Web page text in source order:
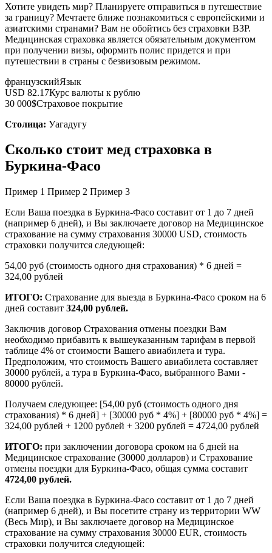
Хотите увидеть мир? Планируете отправиться в путешествие
за границу? Мечтаете ближе познакомиться с европейскими и
азиатскими странами? Вам не обойтись без страховки ВЗР.
Медицинская страховка является обязательным документом
при получении визы, оформить полис придется и при
путешествии в страны с безвизовым режимом.
французскийЯзык
USD 82.17Курс валюты к рублю
30 000$Страховое покрытие
Столица: Уагадугу
Сколько стоит мед страховка в
Буркина-Фасо
Пример 1 Пример 2 Пример 3
Если Ваша поездка в Буркина-Фасо составит от 1 до 7 дней
(например 6 дней), и Вы заключаете договор на Медицинское
страхование на сумму страхования 30000 USD, стоимость
страховки получится следующей:
54,00 руб (стоимость одного дня страхования) * 6 дней =
324,00 рублей
ИТОГО: Страхование для выезда в Буркина-Фасо сроком на 6
дней составит 324,00 рублей.
Заключив договор Страхования отмены поездки Вам
необходимо прибавить к вышеуказанным тарифам в первой
таблице 4% от стоимости Вашего авиабилета и тура.
Предположим, что стоимость Вашего авиабилета составляет
30000 рублей, а тура в Буркина-Фасо, выбранного Вами -
80000 рублей.
Получаем следующее: [54,00 руб (стоимость одного дня
страхования) * 6 дней] + [30000 руб * 4%] + [80000 руб * 4%] =
324,00 рублей + 1200 рублей + 3200 рублей = 4724,00 рублей
ИТОГО: при заключении договора сроком на 6 дней на
Медицинское страхование (30000 долларов) и Страхование
отмены поездки для Буркина-Фасо, общая сумма составит
4724,00 рублей.
Если Ваша поездка в Буркина-Фасо составит от 1 до 7 дней
(например 6 дней), и Вы посетите страну из территории WW
(Весь Мир), и Вы заключаете договор на Медицинское
страхование на сумму страхования 30000 EUR, стоимость
страховки получится следующей: